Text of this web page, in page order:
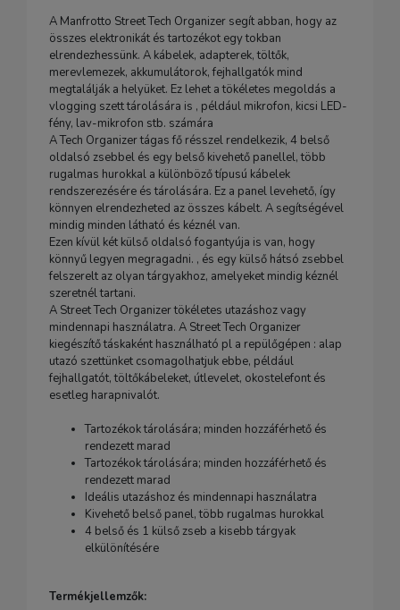
A Manfrotto Street Tech Organizer segít abban, hogy az
összes elektronikát és tartozékot egy tokban
elrendezhessünk. A kábelek, adapterek, töltők,
merevlemezek, akkumulátorok, fejhallgatók mind
megtalálják a helyüket. Ez lehet a tökéletes megoldás a
vlogging szett tárolására is , például mikrofon, kicsi LED-
fény, lav-mikrofon stb. számára
A Tech Organizer tágas fő résszel rendelkezik, 4 belső
oldalsó zsebbel és egy belső kivehető panellel, több
rugalmas hurokkal a különböző típusú kábelek
rendszerezésére és tárolására. Ez a panel levehető, így
könnyen elrendezheted az összes kábelt. A segítségével
mindig minden látható és kéznél van.
Ezen kívül két külső oldalsó fogantyúja is van, hogy
könnyű legyen megragadni. , és egy külső hátsó zsebbel
felszerelt az olyan tárgyakhoz, amelyeket mindig kéznél
szeretnél tartani.
A Street Tech Organizer tökéletes utazáshoz vagy
mindennapi használatra. A Street Tech Organizer
kiegészítő táskaként használható pl a repülőgépen : alap
utazó szettünket csomagolhatjuk ebbe, például
fejhallgatót, töltőkábeleket, útlevelet, okostelefont és
esetleg harapnivalót.
Tartozékok tárolására; minden hozzáférhető és
rendezett marad
Tartozékok tárolására; minden hozzáférhető és
rendezett marad
Ideális utazáshoz és mindennapi használatra
Kivehető belső panel, több rugalmas hurokkal
4 belső és 1 külső zseb a kisebb tárgyak
elkülönítésére
Termékjellemzők: